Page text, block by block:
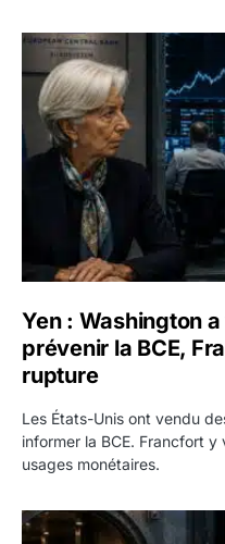
Yen : Washington a
Yen : Washington
prévenir la BCE,
rupture
Les États-Unis ont vendu
informer la BCE. Francfort
usages monétaires.
Jane Street négocie le